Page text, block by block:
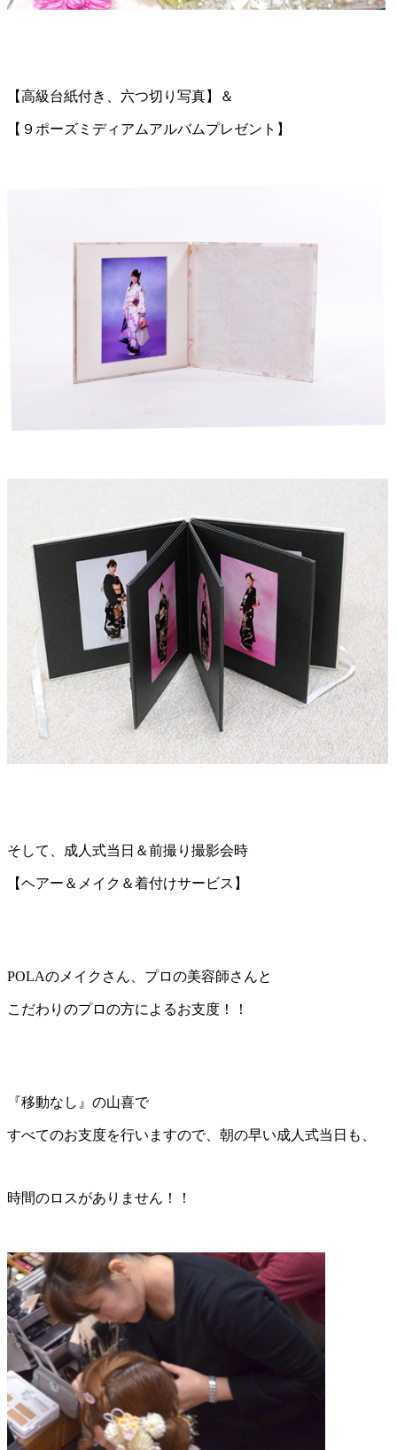
【高級台紙付き、六つ切り写真】＆
【９ポーズミディアムアルバムプレゼント】
そして、成人式当日＆前撮り撮影会時
【ヘアー＆メイク＆着付けサービス】
POLAのメイクさん、プロの美容師さんと
こだわりのプロの方によるお支度！！
『移動なし』の山喜で
すべてのお支度を行いますので、朝の早い成人式当日も、
時間のロスがありません！！